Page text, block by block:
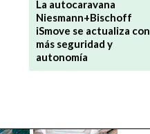
La autocaravana
Niesmann+Bischoff
iSmove se actualiza con
más seguridad y
autonomía